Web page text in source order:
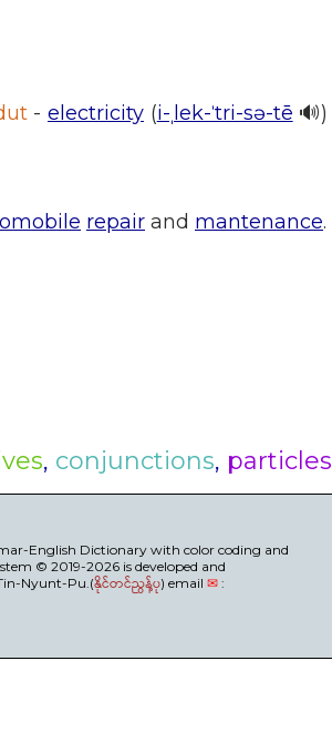
- electricity(i-ˌlek-ˈtri-sə-tē 🔊)
repair and mantenance.
, conjunctions, particles
English Dictionary with color coding and
© 2019-2026 is developed and
Nyunt-Pu.(နိုင်တင်ညွန့်ပု) email ✉: